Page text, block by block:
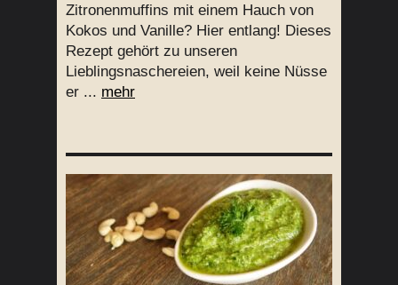
Zitronenmuffins mit einem Hauch von
Kokos und Vanille? Hier entlang! Dieses
Rezept gehört zu unseren
Lieblingsnaschereien, weil keine Nüsse
er ... mehr